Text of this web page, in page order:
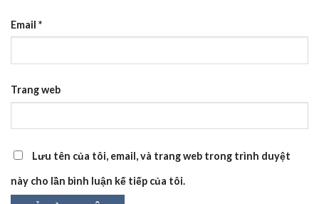
Email *
Trang web
Lưu tên của tôi, email, và trang web trong trình duyệt
này cho lần bình luận kế tiếp của tôi.